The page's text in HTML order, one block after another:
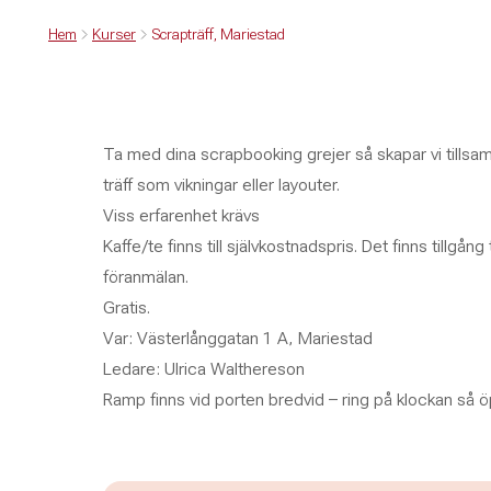
Hem Kurser Scrapträff, Mariestad
Ta med dina scrapbooking grejer så skapar vi
träff som vikningar eller layouter.
Viss erfarenhet krävs
Kaffe/te finns till självkostnadspris. Det finns
föranmälan.
Gratis.
Var: Västerlånggatan 1 A, Mariestad
Ledare: Ulrica Walthereson
Ramp finns vid porten bredvid – ring på klockan så